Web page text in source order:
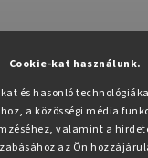
Cookie-kat használunk.
és hasonló
a közösségi média
valamint a
az Ön